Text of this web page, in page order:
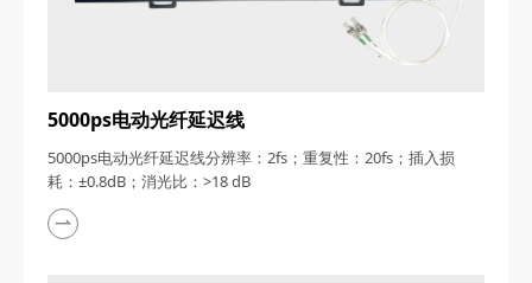
5000ps电动光纤延迟线
5000ps电动光纤延迟线分辨率：2fs；重复性：20fs；插入损
耗：±0.8dB；消光比：>18 dB